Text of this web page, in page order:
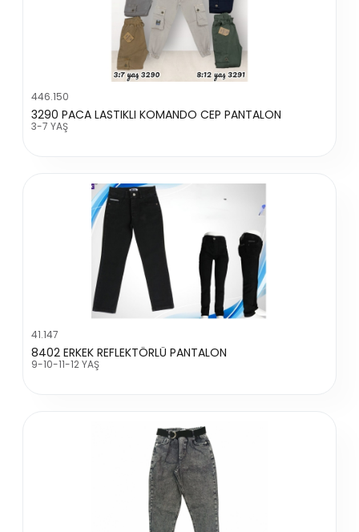
446.150
3290 PACA LASTIKLI KOMANDO CEP PANTALON
3-7 YAŞ
41.147
8402 ERKEK REFLEKTÖRLÜ PANTALON
9-10-11-12 YAŞ